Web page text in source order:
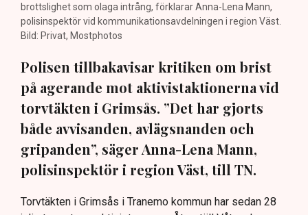
brottslighet som olaga intrång, förklarar Anna-Lena Mann,
polisinspektör vid kommunikationsavdelningen i region Väst.
Bild: Privat, Mostphotos
Polisen tillbakavisar kritiken om brist
på agerande mot aktivistaktionerna vid
torvtäkten i Grimsås. ”Det har gjorts
både avvisanden, avlägsnanden och
gripanden”, säger Anna-Lena Mann,
polisinspektör i region Väst, till TN.
Torvtäkten i Grimsås i Tranemo kommun har sedan 28